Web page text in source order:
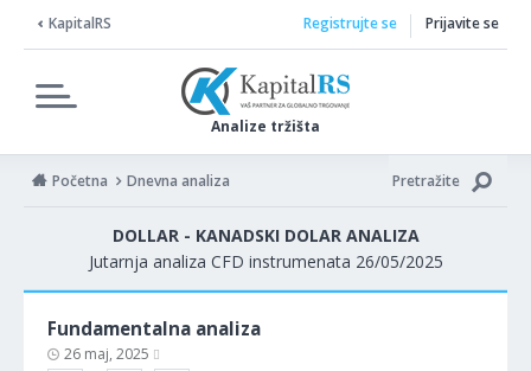
KapitalRS
Analize tržišta
Registrujte se Prijavite se
Početna Dnevna analiza Pretražite
DOLLAR - KANADSKI DOLAR ANALIZA
Jutarnja analiza CFD instrumenata 26/05/2025
Fundamentalna analiza
26 maj, 2025